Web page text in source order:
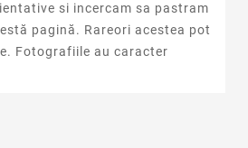
si incercam sa pastram
pagină. Rareori acestea pot
Fotografiile au caracter